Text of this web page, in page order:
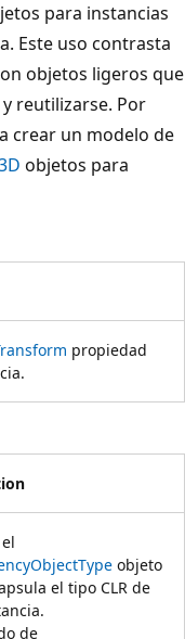
para instancias
Este uso contrasta
objetos ligeros que
reutilizarse. Por
crear un modelo de
objetos para
propiedad
objeto
el tipo CLR de
de